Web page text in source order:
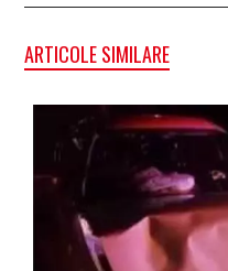
ARTICOLE SIMILARE